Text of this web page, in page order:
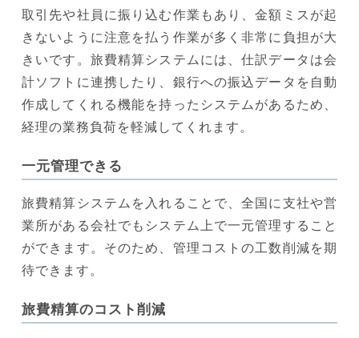
取引先や社員に振り込む作業もあり、金額ミスが起
きないように注意を払う作業が多く非常に負担が大
きいです。旅費精算システムには、仕訳データは会
計ソフトに連携したり、銀行への振込データを自動
作成してくれる機能を持ったシステムがあるため、
経理の業務負荷を軽減してくれます。
一元管理できる
旅費精算システムを入れることで、全国に支社や営
業所がある会社でもシステム上で一元管理すること
ができます。そのため、管理コストの工数削減を期
待できます。
旅費精算のコスト削減